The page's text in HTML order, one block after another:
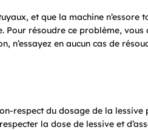
et que la machine n’essore
Pour résoudre ce problème,
n’essayez en aucun cas de
respect du dosage de la
la dose de lessive et